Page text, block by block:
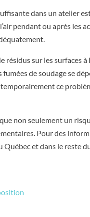
dans un atelier
pendant ou après les
sur les surfaces à
de soudage se
ce
non seulement un
Pour des
et dans le reste